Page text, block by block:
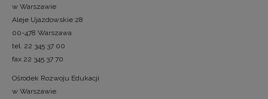
w Warszawie
Aleje Ujazdowskie 28
00-478 Warszawa
tel. 22 345 37 00
fax 22 345 37 70
Ośrodek Rozwoju Edukacji
w Warszawie